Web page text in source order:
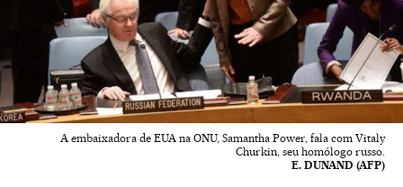
A embaixadora de EUA na ONU, Samantha Power, fala com Vitaly
Churkin, seu homólogo russo.
E. DUNAND (AFP)